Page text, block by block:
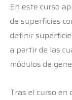
En este curso
de superficies
definir
a partir de las
módulos de
Tras el curso en
cantidad